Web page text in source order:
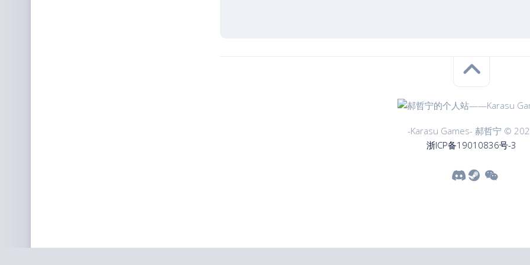
-Karasu Games- 郝哲宁 ©
浙ICP备19010836号-3